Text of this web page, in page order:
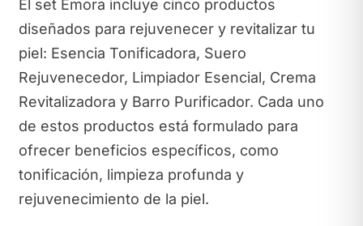
El set Emora incluye cinco productos
diseñados para rejuvenecer y revitalizar tu
piel: Esencia Tonificadora, Suero
Rejuvenecedor, Limpiador Esencial, Crema
Revitalizadora y Barro Purificador. Cada uno
de estos productos está formulado para
ofrecer beneficios específicos, como
tonificación, limpieza profunda y
rejuvenecimiento de la piel.